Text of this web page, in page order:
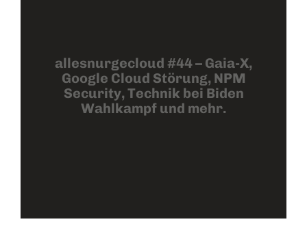
allesnurgecloud #44 – Gaia-X,
Google Cloud Störung, NPM
Security, Technik bei Biden
Wahlkampf und mehr.